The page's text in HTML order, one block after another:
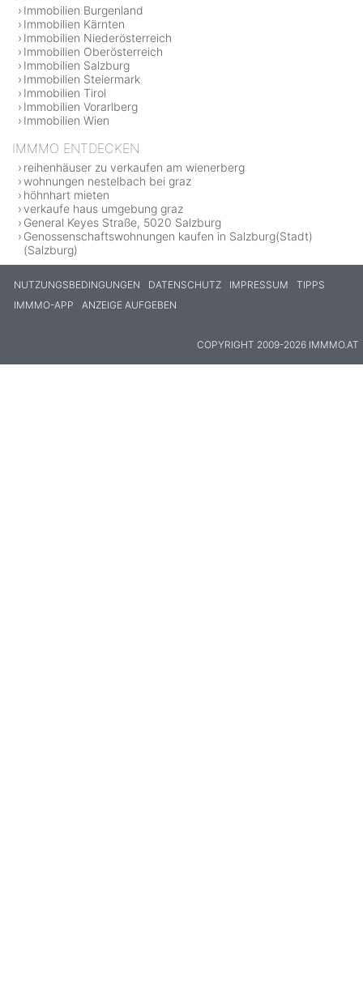
Immobilien Burgenland
Immobilien Kärnten
Immobilien Niederösterreich
Immobilien Oberösterreich
Immobilien Salzburg
Immobilien Steiermark
Immobilien Tirol
Immobilien Vorarlberg
Immobilien Wien
IMMMO ENTDECKEN
reihenhäuser zu verkaufen am wienerberg
wohnungen nestelbach bei graz
höhnhart mieten
verkaufe haus umgebung graz
General Keyes Straße, 5020 Salzburg
Genossenschaftswohnungen kaufen in Salzburg(Stadt)
(Salzburg)
NUTZUNGSBEDINGUNGEN DATENSCHUTZ IMPRESSUM
TIPPS
IMMMO-APP
ANZEIGE AUFGEBEN
COPYRIGHT 2009-2026 IMMMO.AT